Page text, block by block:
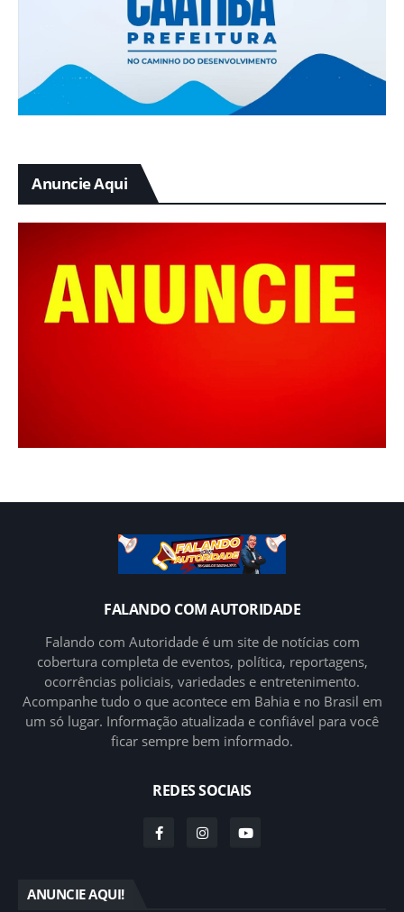
Anuncie Aqui
FALANDO COM AUTORIDADE
Falando com Autoridade é um site de notícias com
cobertura completa de eventos, política, reportagens,
ocorrências policiais, variedades e entretenimento.
Acompanhe tudo o que acontece em Bahia e no Brasil em
um só lugar. Informação atualizada e confiável para você
ficar sempre bem informado.
REDES SOCIAIS
ANUNCIE AQUI!